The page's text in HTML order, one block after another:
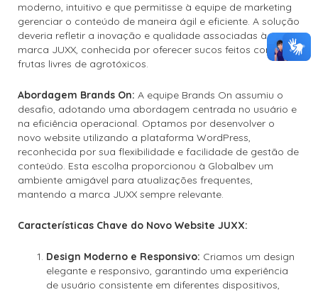
Blog
Contato
moderno, intuitivo e que permitisse à equipe de marketing
gerenciar o conteúdo de maneira ágil e eficiente. A solução
deveria refletir a inovação e qualidade associadas à
marca JUXX, conhecida por oferecer sucos feitos com
frutas livres de agrotóxicos.
Abordagem Brands On: A equipe Brands On assumiu o
desafio, adotando uma abordagem centrada no usuário e
na eficiência operacional. Optamos por desenvolver o
novo website utilizando a plataforma WordPress,
reconhecida por sua flexibilidade e facilidade de gestão de
conteúdo. Esta escolha proporcionou à Globalbev um
ambiente amigável para atualizações frequentes,
mantendo a marca JUXX sempre relevante.
Características Chave do Novo Website JUXX:
Design Moderno e Responsivo: Criamos um design
elegante e responsivo, garantindo uma experiência
de usuário consistente em diferentes dispositivos,